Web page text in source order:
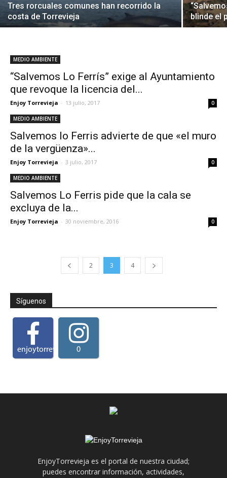
Tres rorcuales comunes han recorrido la
costa de Torrevieja
blinde el
MEDIO AMBIENTE
“Salvemos Lo Ferrís” exige al Ayuntamiento
que revoque la licencia del...
Enjoy Torrevieja - 13 julio, 2017 0
MEDIO AMBIENTE
Salvemos lo Ferris advierte de que «el muro
de la vergüenza»...
Enjoy Torrevieja - 3 julio, 2017 0
MEDIO AMBIENTE
Salvemos Lo Ferris pide que la cala se
excluya de la...
Enjoy Torrevieja - 30 noviembre, 2016 0
2 3 4
Síguenos
enjoytorrevieja 0
EnjoyTorrevieja es el portal de nuestra ciudad;
puedes encontrar información, actividades,